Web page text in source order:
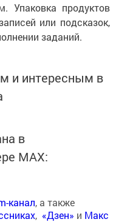
Упаковка продуктов
или подсказок,
заданий.
и интересным в
в
MАХ:
канал, а также
, «Дзен» и Макс